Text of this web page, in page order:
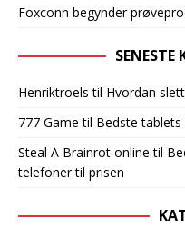
Foxconn begynder
SENESTE
Henriktroels til Hvordan
777 Game til Bedste
Steal A Brainrot online til
telefoner til prisen